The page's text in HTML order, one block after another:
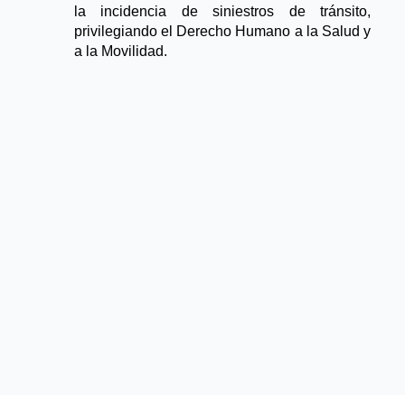
la incidencia de siniestros de tránsito,
privilegiando el Derecho Humano a la Salud y
a la Movilidad.